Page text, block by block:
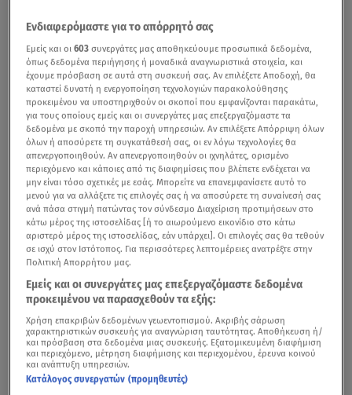
Ενδιαφερόμαστε για το απόρρητό σας
Εμείς και οι603 συνεργάτες μας αποθηκεύουμε προσωπικά δεδομένα,
όπως δεδομένα περιήγησης ή μοναδικά αναγνωριστικά στοιχεία, και
έχουμε πρόσβαση σε αυτά στη συσκευή σας. Αν επιλέξετε Αποδοχή, θα
καταστεί δυνατή η ενεργοποίηση τεχνολογιών παρακολούθησης
προκειμένου να υποστηριχθούν οι σκοποί που εμφανίζονται παρακάτω,
για τους οποίους εμείς και οι συνεργάτες μας επεξεργαζόμαστε τα
δεδομένα με σκοπό την παροχή υπηρεσιών. Αν επιλέξετε Απόρριψη όλων
όλων ή αποσύρετε τη συγκατάθεσή σας, οι εν λόγω τεχνολογίες θα
απενεργοποιηθούν. Αν απενεργοποιηθούν οι ιχνηλάτες, ορισμένο
περιεχόμενο και κάποιες από τις διαφημίσεις που βλέπετε ενδέχεται να
μην είναι τόσο σχετικές με εσάς. Μπορείτε να επανεμφανίσετε αυτό το
μενού για να αλλάξετε τις επιλογές σας ή να αποσύρετε τη συναίνεσή σας
ανά πάσα στιγμή πατώντας τον σύνδεσμο Διαχείριση προτιμήσεων στο
κάτω μέρος της ιστοσελίδας [ή το αιωρούμενο εικονίδιο στο κάτω
αριστερό μέρος της ιστοσελίδας, εάν υπάρχει]. Οι επιλογές σας θα τεθούν
σε ισχύ στον Ιστότοπος. Για περισσότερες λεπτομέρειες ανατρέξτε στην
Πολιτική Απορρήτου μας.
Εμείς και οι συνεργάτες μας επεξεργαζόμαστε δεδομένα
προκειμένου να παρασχεθούν τα εξής:
Χρήση επακριβών δεδομένων γεωεντοπισμού. Ακριβής σάρωση
χαρακτηριστικών συσκευής για αναγνώριση ταυτότητας. Αποθήκευση ή/
και πρόσβαση στα δεδομένα μιας συσκευής. Εξατομικευμένη διαφήμιση
και περιεχόμενο, μέτρηση διαφήμισης και περιεχομένου, έρευνα κοινού
και ανάπτυξη υπηρεσιών.
Κατάλογος συνεργατών (προμηθευτές)